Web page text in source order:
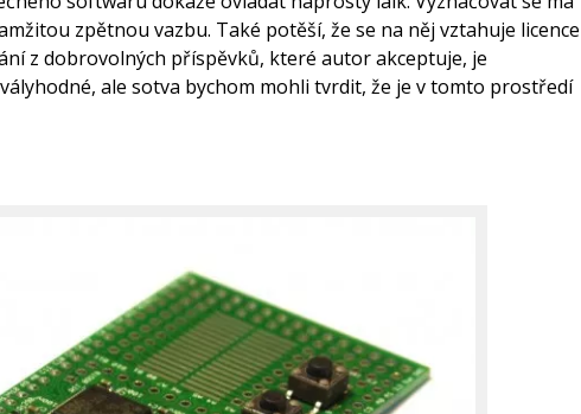
zpětnou vazbu. Také potěší, že se na něj vztahuje licence
z dobrovolných příspěvků, které autor akceptuje, je
ale sotva bychom mohli tvrdit, že je v tomto prostředí